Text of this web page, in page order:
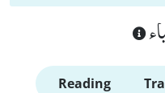
Reading